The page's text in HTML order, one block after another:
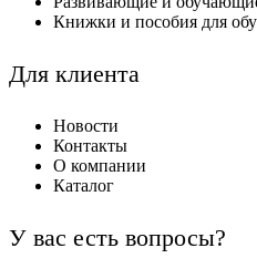
Книжки и пособия для
Для клиента
Новости
Контакты
О компании
Каталог
У вас есть вопросы?